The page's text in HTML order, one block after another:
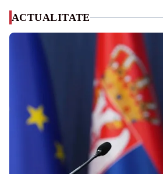
ACTUALITATE